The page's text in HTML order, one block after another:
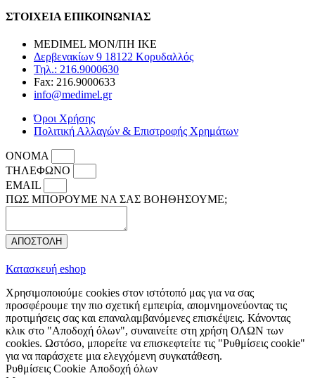
ΣΤΟΙΧΕΙΑ ΕΠΙΚΟΙΝΩΝΙΑΣ
MEDIMEL ΜΟΝ/ΠΗ ΙΚΕ
Δερβενακίων 9 18122 Κορυδαλλός
Τηλ.: 216.9000630
Fax: 216.9000633
info@medimel.gr
Όροι Χρήσης
Πολιτική Αλλαγών & Επιστροφής Χρημάτων
ΟΝΟΜΑ
ΤΗΛΕΦΩΝΟ
EMAIL
ΠΩΣ ΜΠΟΡΟΥΜΕ ΝΑ ΣΑΣ ΒΟΗΘΗΣΟΥΜΕ;
ΑΠΟΣΤΟΛΗ
Κατασκευή eshop
Χρησιμοποιούμε cookies στον ιστότοπό μας για να σας
προσφέρουμε την πιο σχετική εμπειρία, απομνημονεύοντας τις
προτιμήσεις σας και επαναλαμβανόμενες επισκέψεις. Κάνοντας
κλικ στο "Αποδοχή όλων", συναινείτε στη χρήση ΟΛΩΝ των
cookies. Ωστόσο, μπορείτε να επισκεφτείτε τις "Ρυθμίσεις cookie"
για να παράσχετε μια ελεγχόμενη συγκατάθεση.
Ρυθμίσεις Cookie Αποδοχή όλων